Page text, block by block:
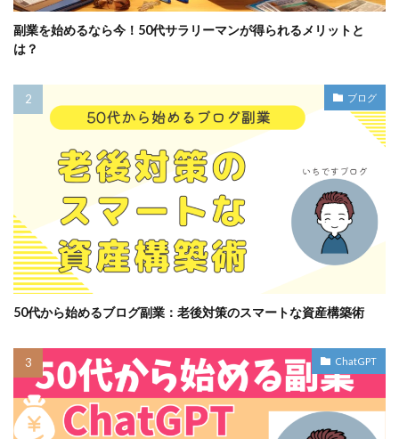
副業を始めるなら今！50代サラリーマンが得られるメリットと
は？
ブログ
50代から始めるブログ副業：老後対策のスマートな資産構築術
ChatGPT